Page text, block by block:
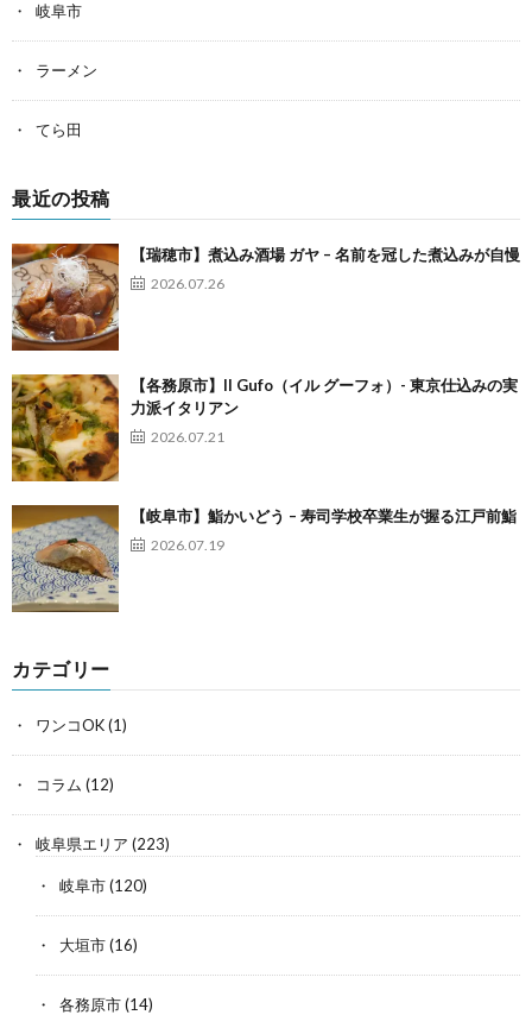
岐阜市
ラーメン
てら田
最近の投稿
【瑞穂市】煮込み酒場 ガヤ – 名前を冠した煮込みが自慢
2026.07.26
【各務原市】Il Gufo（イル グーフォ）- 東京仕込みの実
力派イタリアン
2026.07.21
【岐阜市】鮨かいどう – 寿司学校卒業生が握る江戸前鮨
2026.07.19
カテゴリー
ワンコOK(1)
コラム (12)
岐阜県エリア (223)
岐阜市(120)
大垣市(16)
各務原市(14)